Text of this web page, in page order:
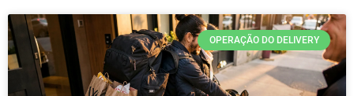
OPERAÇÃO DO DELIVERY